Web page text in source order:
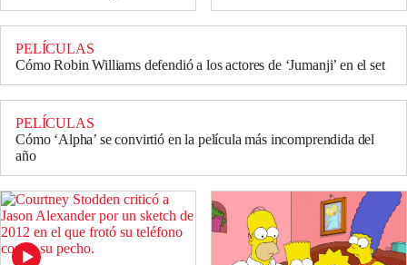
PELÍCULAS
Cómo Robin Williams defendió a los actores de ‘Jumanji’ en el set
PELÍCULAS
Cómo ‘Alpha’ se convirtió en la película más incomprendida del
año